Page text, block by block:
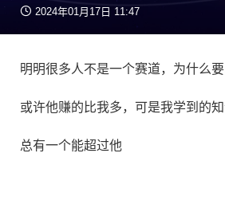
2024年01月17日 11:47
明明很多人不是一个赛道，为什么
或许他赚的比我多，可是我学到的
总有一个能超过他